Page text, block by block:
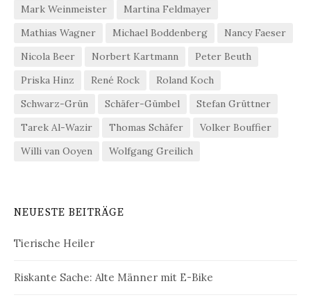
Mark Weinmeister
Martina Feldmayer
Mathias Wagner
Michael Boddenberg
Nancy Faeser
Nicola Beer
Norbert Kartmann
Peter Beuth
Priska Hinz
René Rock
Roland Koch
Schwarz-Grün
Schäfer-Gümbel
Stefan Grüttner
Tarek Al-Wazir
Thomas Schäfer
Volker Bouffier
Willi van Ooyen
Wolfgang Greilich
NEUESTE BEITRÄGE
Tierische Heiler
Riskante Sache: Alte Männer mit E-Bike